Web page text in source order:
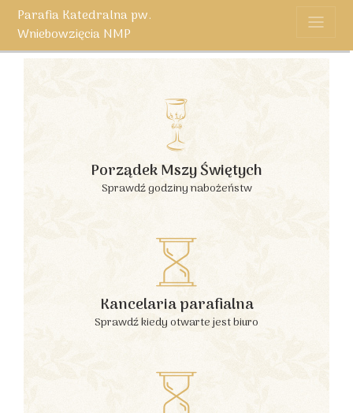
Parafia Katedralna pw.
Wniebowzięcia NMP
Porządek Mszy Świętych
Sprawdź godziny nabożeństw
Kancelaria parafialna
Sprawdź kiedy otwarte jest biuro